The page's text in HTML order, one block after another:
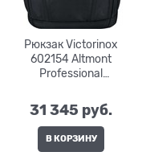
Рюкзак Victorinox
602154 Altmont
Professional
24 л. | 30x23x43
31 345 руб.
В КОРЗИНУ